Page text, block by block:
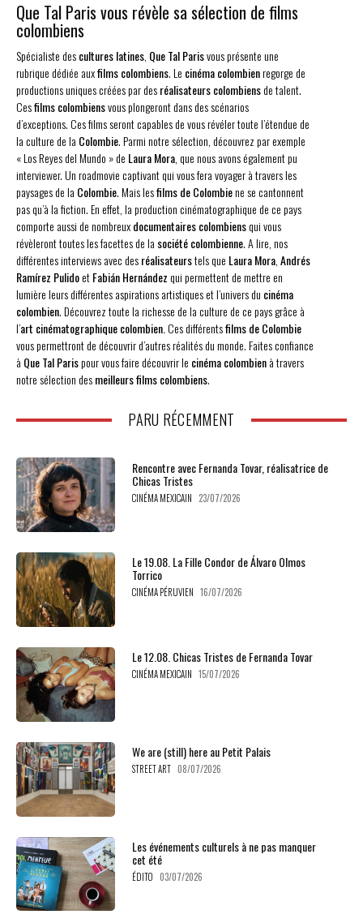
Que Tal Paris vous révèle sa sélection de films
colombiens
Spécialiste descultures latines, Que Tal Parisvous présente une
rubrique dédiée auxfilms colombiens. Le cinéma colombienregorge de
productions uniques créées par desréalisateurs colombiensde talent.
Cesfilms colombiensvous plongeront dans des scénarios
d’exceptions. Ces films seront capables de vous révéler toute l’étendue de
la culture de la Colombie. Parmi notre sélection, découvrez par exemple
« Los Reyes del Mundo » de Laura Mora, que nous avons également pu
interviewer. Un roadmovie captivant qui vous fera voyager à travers les
paysages de la Colombie. Mais lesfilms de Colombiene se cantonnent
pas qu’à la fiction. En effet, la production cinématographique de ce pays
comporte aussi de nombreuxdocumentaires colombiensqui vous
révèleront toutes les facettes de la société colombienne. A lire, nos
différentes interviews avec desréalisateurstels que Laura Mora,Andrés
Ramírez PulidoetFabián Hernándezqui permettent de mettre en
lumière leurs différentes aspirations artistiques et l’univers du cinéma
colombien. Découvrez toute la richesse de la culture de ce pays grâce à
l’art cinématographique colombien.Ces différentsfilms de Colombie
vous permettront de découvrir d’autres réalités du monde. Faites confiance
à Que Tal Parispour vous faire découvrir le cinéma colombienà travers
notre sélection desmeilleurs films colombiens.
PARU RÉCEMMENT
Rencontre avec Fernanda Tovar, réalisatrice de
Chicas Tristes
CINÉMA MEXICAIN 23/07/2026
Le 19.08. La Fille Condor de Álvaro Olmos
Torrico
CINÉMA PÉRUVIEN 16/07/2026
Le 12.08. Chicas Tristes de Fernanda Tovar
CINÉMA MEXICAIN 15/07/2026
We are (still) here au Petit Palais
STREET ART 08/07/2026
Les événements culturels à ne pas manquer
cet été
ÉDITO 03/07/2026